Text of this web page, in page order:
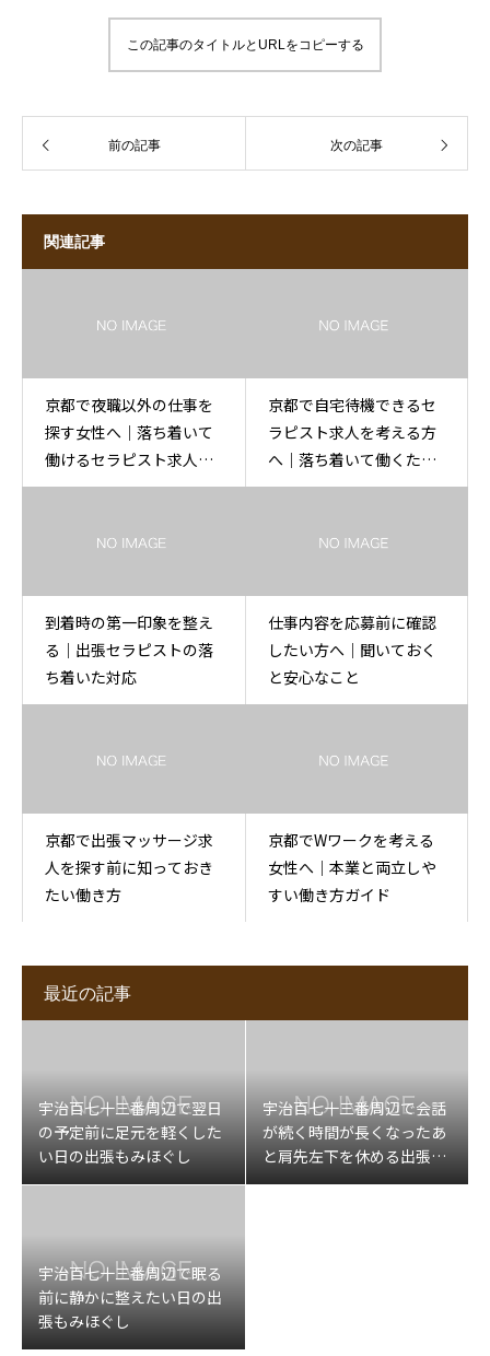
この記事のタイトルとURLをコピーする
前の記事 次の記事
関連記事
京都で夜職以外の仕事を
探す女性へ｜落ち着いて
働けるセラピスト求人ガ
イド
京都で自宅待機できるセ
ラピスト求人を考える方
へ｜落ち着いて働くため
の確認点
到着時の第一印象を整え
る｜出張セラピストの落
ち着いた対応
仕事内容を応募前に確認
したい方へ｜聞いておく
と安心なこと
京都で出張マッサージ求
人を探す前に知っておき
たい働き方
京都でWワークを考える
女性へ｜本業と両立しや
すい働き方ガイド
最近の記事
宇治百七十三番周辺で翌日
の予定前に足元を軽くした
い日の出張もみほぐし
宇治百七十三番周辺で会話
が続く時間が長くなったあ
と肩先左下を休める出張マ
ッサージ
宇治百七十三番周辺で眠る
前に静かに整えたい日の出
張もみほぐし